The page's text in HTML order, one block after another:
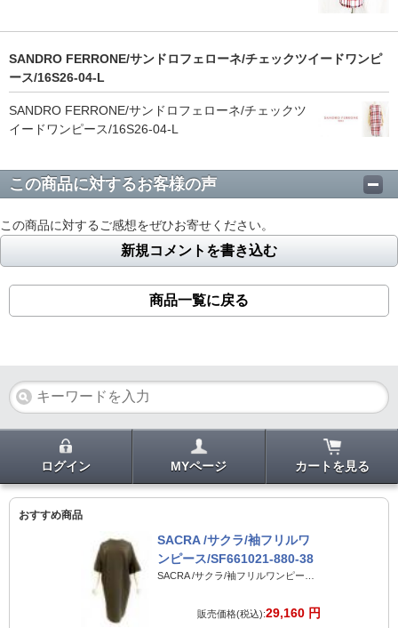
SANDRO FERRONE/サンドロフェローネ/チェックツイードワンピ
ース/16S26-04-L
SANDRO FERRONE/サンドロフェローネ/チェックツ
イードワンピース/16S26-04-L
この商品に対するお客様の声
この商品に対するご感想をぜひお寄せください。
新規コメントを書き込む
商品一覧に戻る
ログイン MYページ カートを見る
おすすめ商品
SACRA /サクラ/袖フリルワ
ンピース/SF661021-880-38
販売価格(税込):29,160 円